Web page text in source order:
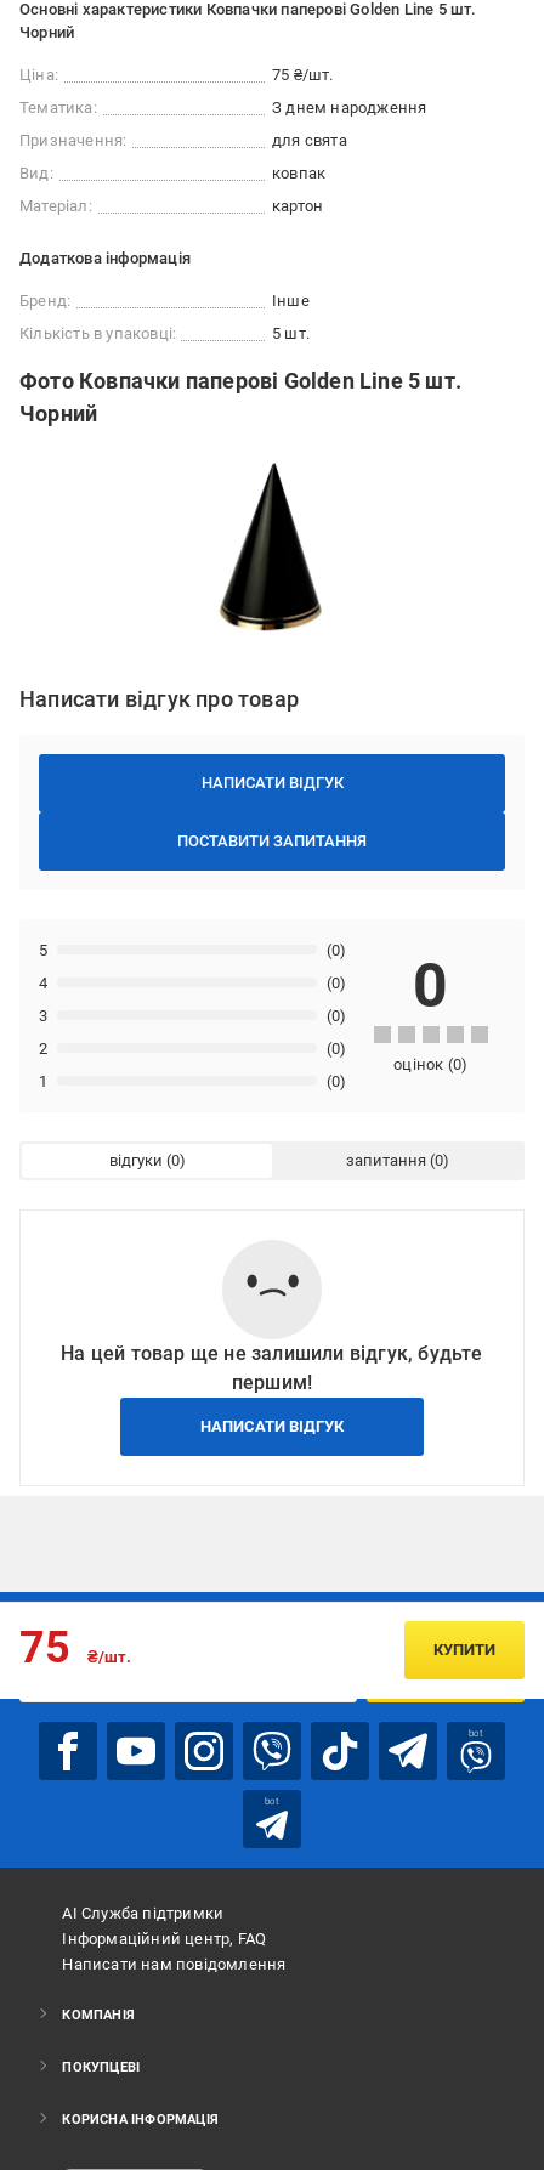
Основні характеристики Ковпачки паперові Golden Line 5 шт.
Чорний
Ціна:
75 ₴/шт.
Тематика:
З днем народження
Призначення:
для свята
Вид:
ковпак
Матеріал:
картон
Додаткова інформація
Бренд:
Інше
Кількість в упаковці:
5 шт.
Фото Ковпачки паперові Golden Line 5 шт.
Чорний
Написати відгук про товар
НАПИСАТИ ВІДГУК
ПОСТАВИТИ ЗАПИТАННЯ
1 (0)
2 (0)
3 (0)
4 (0)
5 (0)
0
оцінок (0)
відгуки запитання
На цей товар ще не залишили відгук, будьте
першим!
НАПИСАТИ ВІДГУК
75 ₴/шт. КУПИТИ
Підписуйтесь, щоб дізнаватись першим про акції та пропозиції
ПІДПИСАТИСЯ
bot
bot
АІ Служба підтримки
Інформаційний центр, FAQ
Написати нам повідомлення
КОМПАНІЯ
ПОКУПЦЕВІ
КОРИСНА ІНФОРМАЦІЯ